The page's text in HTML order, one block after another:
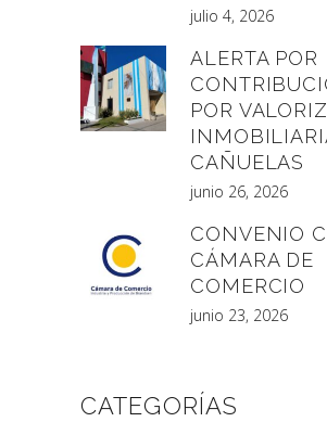
julio 4, 2026
ALERTA POR
POR
CAÑUELAS
junio 26, 2026
CONVENIO
CÁMARA DE
COMERCIO
junio 23, 2026
CATEGORÍAS